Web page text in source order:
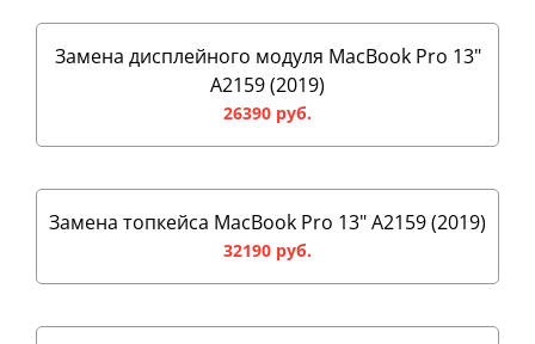
Замена дисплейного модуля MacBook Pro 13"
A2159 (2019)
26390 руб.
Замена топкейса MacBook Pro 13" A2159 (2019)
32190 руб.